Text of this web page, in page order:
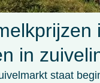
in
staat